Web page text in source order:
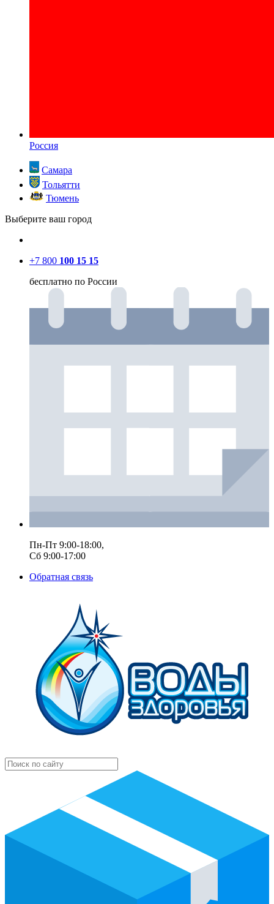
Россия
Самара
Тольятти
Тюмень
Выберите ваш город
+7 800 100 15 15
бесплатно по России
Пн-Пт 9:00-18:00,
Сб 9:00-17:00
Обратная связь